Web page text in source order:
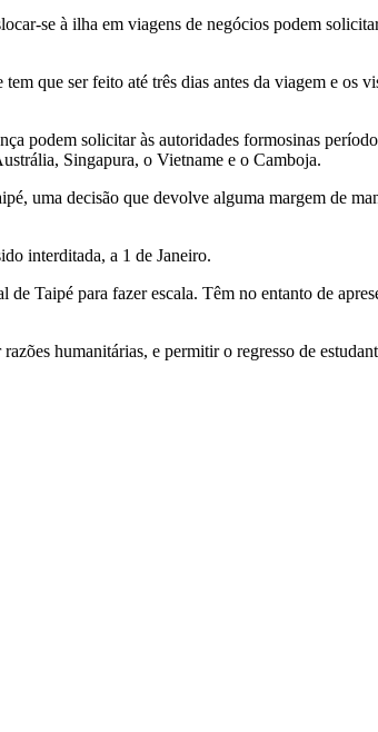
se à ilha em viagens de negócios podem
que ser feito até três dias antes da viagem e os
podem solicitar às autoridades formosinas
Singapura, o Vietname e o Camboja.
uma decisão que devolve alguma margem de
interditada, a 1 de Janeiro.
Taipé para fazer escala. Têm no entanto de
humanitárias, e permitir o regresso de